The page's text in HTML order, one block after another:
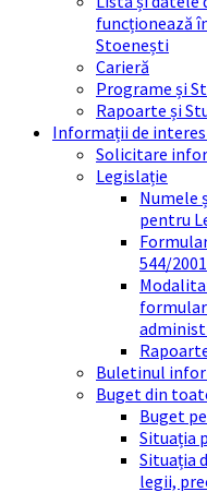
funcționează
Stoenești
Carieră
Programe și
Rapoarte și
Informații de
Solicitare
Legislație
Numele
pentru
544/2001
Buletinul
Buget din
Buget
Situația
Situația
legii,